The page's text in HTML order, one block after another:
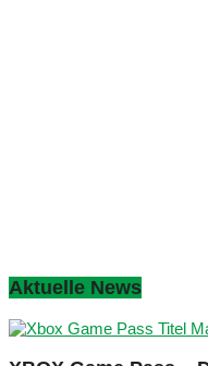
Aktuelle News